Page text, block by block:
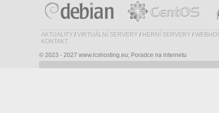
AKTUALITY / VIRTUÁLNÍ SERVERY / HERNÍ SERVERY /
KONTAKT
© 2023 - 2027 www.lcshosting.eu; Poradce na internetu